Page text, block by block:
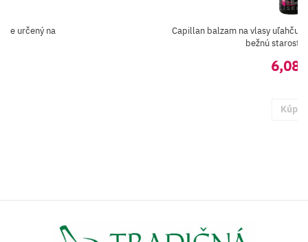
je určený na
Capillan balzam na vlasy
bežnú
6,08
Kúpiť